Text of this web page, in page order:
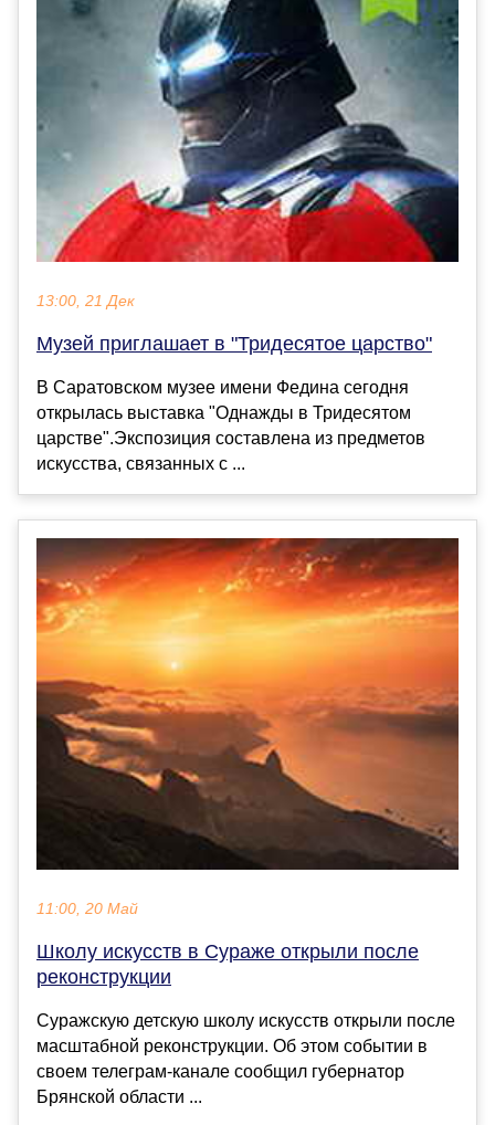
13:00, 21 Дек
Музей приглашает в "Тридесятое царство"
В Саратовском музее имени Федина сегодня
открылась выставка "Однажды в Тридесятом
царстве".Экспозиция составлена из предметов
искусства, связанных с ...
11:00, 20 Май
Школу искусств в Сураже открыли после
реконструкции
Суражскую детскую школу искусств открыли после
масштабной реконструкции. Об этом событии в
своем телеграм-канале сообщил губернатор
Брянской области ...